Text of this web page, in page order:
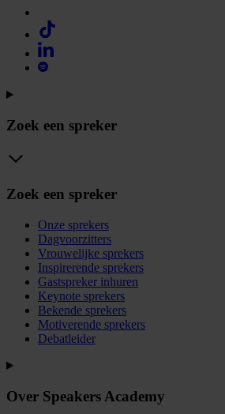
Zoek een spreker
Zoek een spreker
Onze sprekers
Dagvoorzitters
Vrouwelijke sprekers
Inspirerende sprekers
Gastspreker inhuren
Keynote sprekers
Bekende sprekers
Motiverende sprekers
Debatleider
Over Speakers Academy